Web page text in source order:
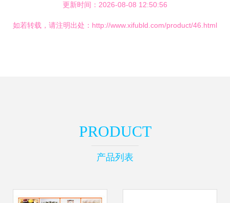
更新时间：2026-08-08 12:50:56
如若转载，请注明出处：http://www.xifubld.com/product/46.html
PRODUCT
产品列表